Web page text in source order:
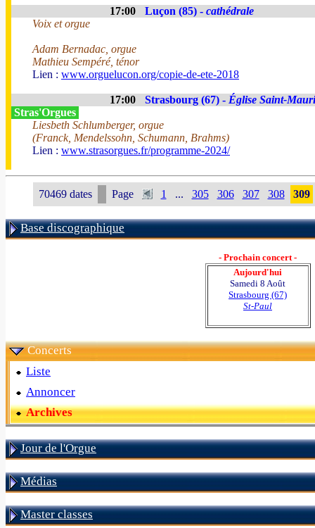
17:00 Luçon (85) - cathédrale
Voix et orgue
Adam Bernadac, orgue
Mathieu Sempéré, ténor
Lien : www.orguelucon.org/copie-de-ete-2018
17:00 Strasbourg (67) - Église Saint-
Stras'Orgues
Liesbeth Schlumberger, orgue
(Franck, Mendelssohn, Schumann, Brahms)
Lien : www.strasorgues.fr/programme-2024/
70469 dates Page 1 ... 305 306 307 308 309
Base discographique
- Prochain concert -
Aujourd'hui
Samedi 8 Août
Strasbourg (67)
St-Paul
Concerts
Liste
Annoncer
Archives
Jour de l'Orgue
Médias
Master classes